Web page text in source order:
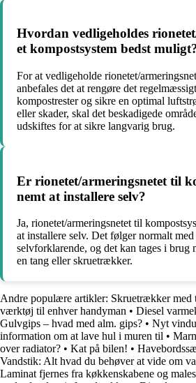
Hvordan vedligeholdes
et kompostsystem bedst
For at vedligeholde rionetet/
anbefales det at rengøre det
kompostrester og sikre en optimal
eller skader, skal det beskadigede
udskiftes for at sikre langvarig brug.
Er rionetet/armeringsnetet til
nemt at installere selv?
Ja, rionetet/armeringsnetet til
at installere selv. Det følger normalt
selvforklarende, og det kan tages i brug
en tang eller skruetrækker.
Andre populære artikler: Skruetrækker
værktøj til enhver handyman • Diesel
Gulvgips – hvad med alm. gips? • Nyt
information om at lave hul i muren til •
over radiator? • Kat på bilen! •
Vandstik: Alt hvad du behøver at vide om
Laminat fjernes fra køkkenskabene og